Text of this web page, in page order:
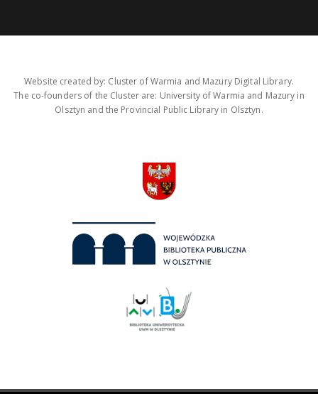
Website created by: Cluster of Warmia and Mazury Digital Library.
The co-founders of the Cluster are: University of Warmia and Mazury in
Olsztyn and the Provincial Public Library in Olsztyn.